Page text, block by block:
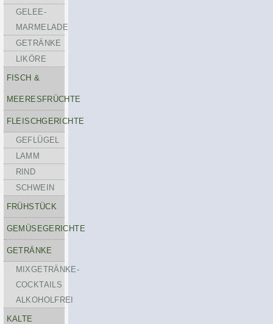
GELEE-
MARMELADE
GETRÄNKE
LIKÖRE
FISCH &
MEERESFRÜCHTE
FLEISCHGERICHTE
GEFLÜGEL
LAMM
RIND
SCHWEIN
FRÜHSTÜCK
GEMÜSEGERICHTE
GETRÄNKE
MIXGETRÄNKE-
COCKTAILS
ALKOHOLFREI
KALTE